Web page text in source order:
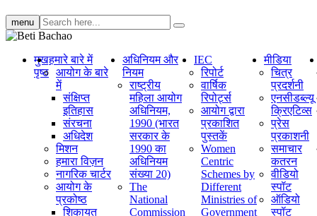
menu Search
search
मुख
पृष्ठ
हमारे बारे में
आयोग के बारे
में
संक्षिप्‍त
इतिहास
संरचना
अधिदेश
मिशन
हमारा विज़न
नागरिक चार्टर
आयोग के
प्रकोष्ठ
शिकायत
अधिनियम और
नियम
राष्ट्रीय
महिला आयोग
अधिनियम,
1990 (भारत
सरकार के
1990 का
अधिनियम
संख्या 20)
The
National
Commission
IEC
रिपोर्ट
वार्षिक
रिपोर्ट्स
आयोग द्वारा
प्रकाशित
पुस्तकें
Women
Centric
Schemes by
Different
Ministries of
Government
मीडिया
चित्र
प्रदर्शनी
एनसीडब्ल्यू
क्रिएटिव्स
प्रेस
प्रकाशनी
समाचार
कतरन
वीडियो
स्पॉट
ऑडियो
स्पॉट